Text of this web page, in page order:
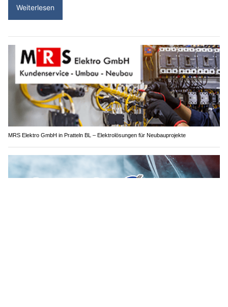
Weiterlesen
MRS Elektro GmbH in Pratteln BL – Elektrolösungen für Neubauprojekte